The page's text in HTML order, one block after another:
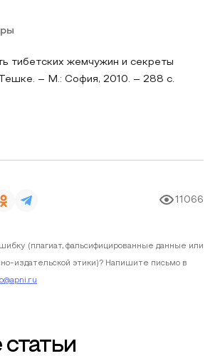
тибетских жемчужин и секреты
– М.: София, 2010. – 288 с.
11066
(плагиат, фальсифицированные данные или
издательской этики)? Напишите письмо в
статьи